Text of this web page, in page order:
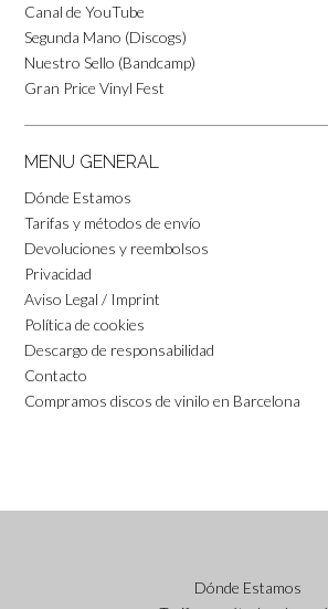
Canal de YouTube
Segunda Mano (Discogs)
Nuestro Sello (Bandcamp)
Gran Price Vinyl Fest
MENU GENERAL
Dónde Estamos
Tarifas y métodos de envío
Devoluciones y reembolsos
Privacidad
Aviso Legal / Imprint
Política de cookies
Descargo de responsabilidad
Contacto
Compramos discos de vinilo en Barcelona
Dónde Estamos